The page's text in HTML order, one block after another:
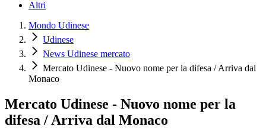
Altri
Mondo Udinese
Udinese
News Udinese mercato
Mercato Udinese - Nuovo nome per la difesa / Arriva dal
Monaco
Mercato Udinese - Nuovo nome per la
difesa / Arriva dal Monaco